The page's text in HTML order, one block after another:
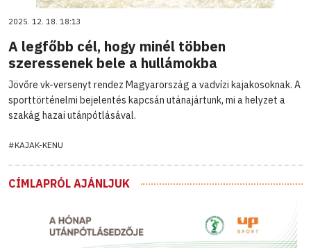
2025. 12. 18. 18:13
A legfőbb cél, hogy minél többen
szeressenek bele a hullámokba
Jövőre vk-versenyt rendez Magyarország a vadvízi kajakosoknak. A
sporttörténelmi bejelentés kapcsán utánajártunk, mi a helyzet a
szakág hazai utánpótlásával.
#KAJAK-KENU
CÍMLAPRÓL AJÁNLJUK